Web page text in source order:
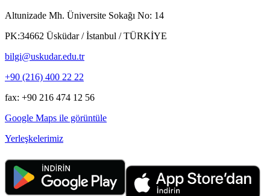
Altunizade Mh. Üniversite Sokağı No: 14
PK:34662 Üsküdar / İstanbul / TÜRKİYE
bilgi@uskudar.edu.tr
+90 (216) 400 22 22
fax: +90 216 474 12 56
Google Maps ile görüntüle
Yerleşkelerimiz